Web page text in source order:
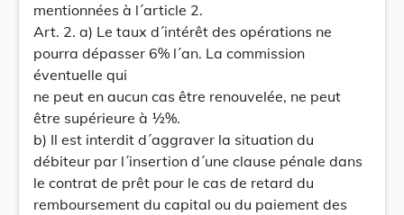
mentionnées à l´article 2.
Art. 2. a) Le taux d´intérêt des opérations ne
pourra dépasser 6% l´an. La commission
éventuelle qui
ne peut en aucun cas être renouvelée, ne peut
être supérieure à ½%.
b) Il est interdit d´aggraver la situation du
débiteur par l´insertion d´une clause pénale dans
le contrat de prêt pour le cas de retard du
remboursement du capital ou du paiement des